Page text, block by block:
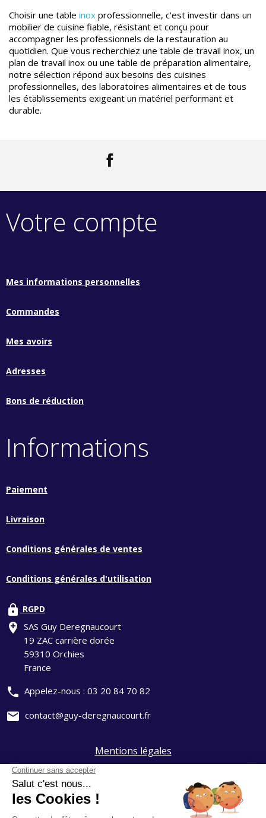
Choisir une table inox professionnelle, c'est investir dans un
mobilier de cuisine fiable, résistant et conçu pour
accompagner les professionnels de la restauration au
quotidien. Que vous recherchiez une table de travail inox, un
plan de travail inox ou une table de préparation alimentaire,
notre sélection répond aux besoins des cuisines
professionnelles, des laboratoires alimentaires et de tous
les établissements exigeant un matériel performant et
durable.
Votre compte
Mes informations personnelles
Commandes
Mes avoirs
Adresses
Bons de réduction
Informations
Paiement
Livraison
Conditions générales de ventes
Conditions générales d'utilisation
lock RGPD
add_location SAS Guy Deregnaucourt
19 ZAC carrière dorée
59310 Orchies
France
phone Appelez-nous : 03 20 84 70 82
mail contact@guy-deregnaucourt.fr
Mentions légales
Politique de confidentialité